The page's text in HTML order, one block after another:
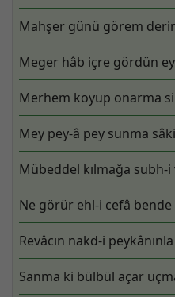
Mahşer günü görem
Meger hâb içre gördün
Merhem koyup onarma
Mey pey-â pey sunma
Mübeddel kılmağa subh-i
Ne görür ehl-i cefâ bende
Revâcın nakd-i
Sanma ki bülbül açar